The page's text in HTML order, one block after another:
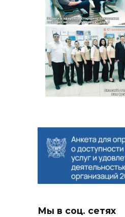
Мы в соц. сетях